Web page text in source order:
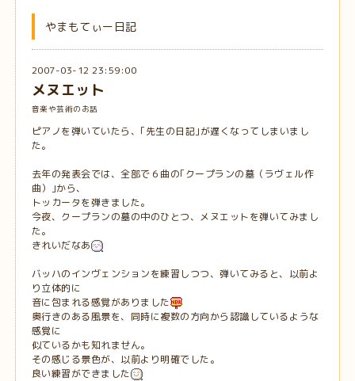
やまもてぃー日記
2007-03-12 23:59:00
メヌエット
音楽や芸術のお話
ピアノを弾いていたら、｢先生の日記｣が遅くなってしまいまし
た。
去年の発表会では、全部で６曲の｢クープランの墓（ラヴェル作
曲）｣から、
トッカータを弾きました。
今夜、クープランの墓の中のひとつ、メヌエットを弾いてみまし
た。
きれいだなあ
バッハのインヴェンションを練習しつつ、弾いてみると、以前よ
り立体的に
音に包まれる感覚がありました
奥行きのある風景を、同時に複数の方向から認識しているような
感覚に
似ているかも知れません。
その感じる景色が、以前より明確でした。
良い練習ができました